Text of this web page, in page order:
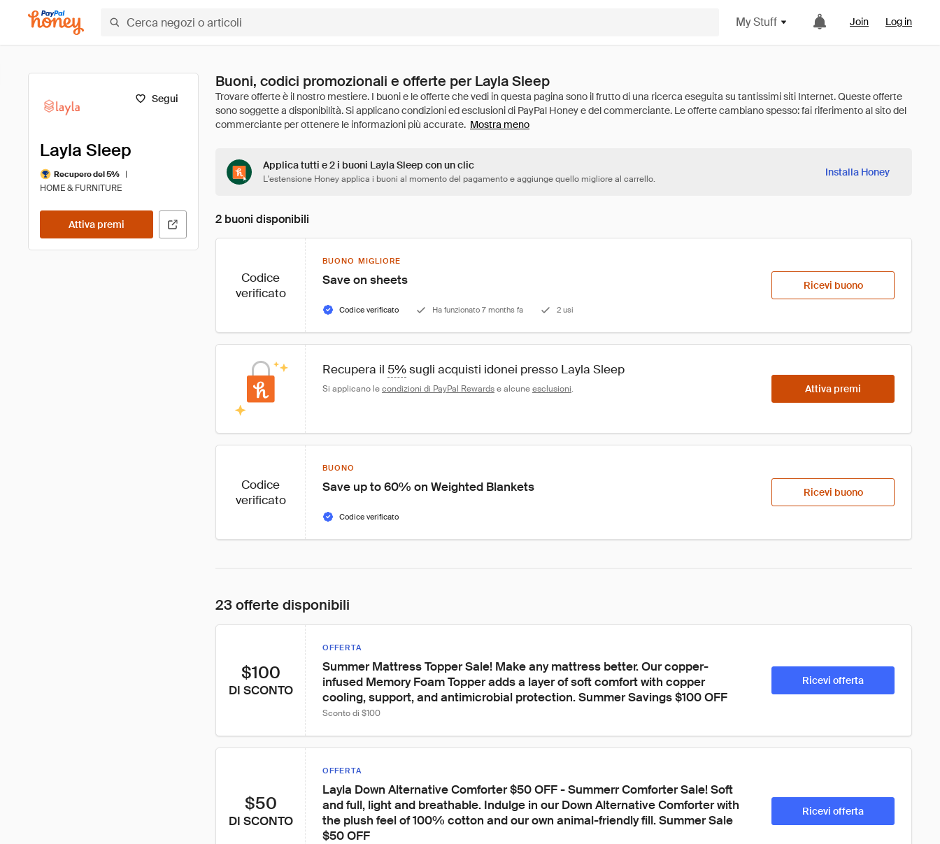
My Stuff Join Log in
Segui
Layla Sleep
Recupero del 5%
|
HOME & FURNITURE
Attiva premi
Buoni, codici promozionali e offerte per Layla Sleep
Mostra meno
Applica tutti e 2 i buoni Layla Sleep con un clic
L'estensione Honey applica i buoni al momento del pagamento e aggiunge quello migliore al carrello.
Installa Honey
2 buoni disponibili
Codice
verificato
BUONO MIGLIORE
Save on sheets
Codice verificato Ha funzionato 7 months fa 2 usi
Ricevi buono
Recupera il 5% sugli acquisti idonei presso Layla Sleep
Si applicano le condizioni di PayPal Rewards e alcune esclusioni. Attiva premi
Codice
verificato
BUONO
Save up to 60% on Weighted Blankets
Codice verificato
Ricevi buono
23 offerte disponibili
$100
DI SCONTO
OFFERTA
Summer Mattress Topper Sale! Make any mattress better. Our copper-
infused Memory Foam Topper adds a layer of soft comfort with copper
cooling, support, and antimicrobial protection. Summer Savings $100 OFF
Sconto di $100
Ricevi offerta
$50
DI SCONTO
OFFERTA
Layla Down Alternative Comforter $50 OFF - Summerr Comforter Sale! Soft
and full, light and breathable. Indulge in our Down Alternative Comforter with
the plush feel of 100% cotton and our own animal-friendly fill. Summer Sale
$50 OFF
Ricevi offerta